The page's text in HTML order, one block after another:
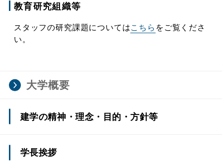
教育研究組織等
スタッフの研究課題についてはこちら をご覧くださ
い。
大学概要
建学の精神・理念・目的・方針等
学長挨拶